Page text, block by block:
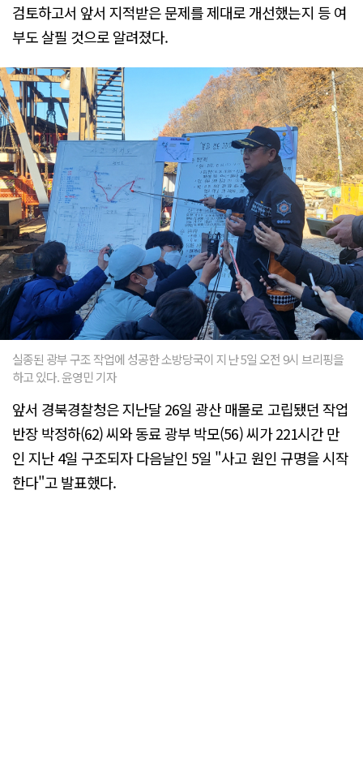
검토하고서 앞서 지적받은 문제를 제대로 개선했는지 등 여
부도 살필 것으로 알려졌다.
실종된 광부 구조 작업에 성공한 소방당국이 지난 5일 오전 9시 브리핑을
하고 있다. 윤영민 기자
앞서 경북경찰청은 지난달 26일 광산 매몰로 고립됐던 작업
반장 박정하(62) 씨와 동료 광부 박모(56) 씨가 221시간 만
인 지난 4일 구조되자 다음날인 5일 "사고 원인 규명을 시작
한다"고 발표했다.